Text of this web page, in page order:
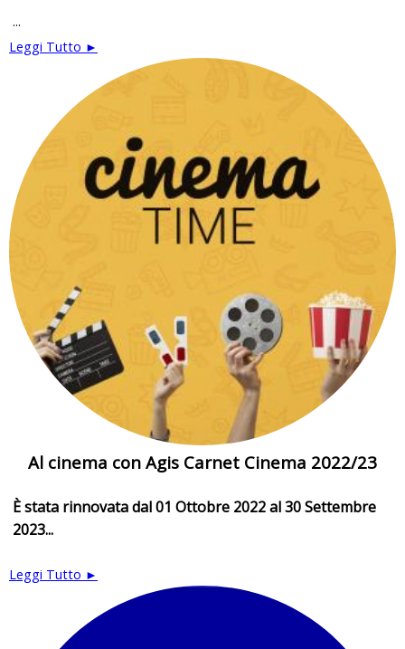
...
Leggi Tutto ►
Al cinema con Agis Carnet Cinema 2022/23
È stata rinnovata dal 01 Ottobre 2022 al 30 Settembre
2023...
Leggi Tutto ►